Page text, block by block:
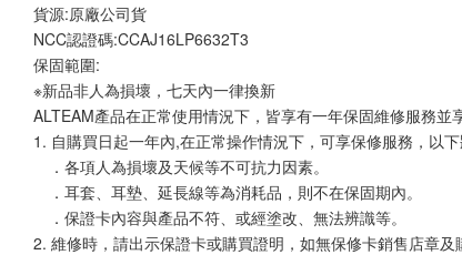
貨源:原廠公司貨
NCC認證碼:CCAJ16LP6632T3
保固範圍:
※新品非人為損壞，七天內一律換新
ALTEAM產品在正常使用情況下，皆享有一年保固維修服務並
1. 自購買日起一年內,在正常操作情況下，可享保修服務，以下
．各項人為損壞及天候等不可抗力因素。
．耳套、耳墊、延長線等為消耗品，則不在保固期內。
．保證卡內容與產品不符、或經塗改、無法辨識等。
2. 維修時，請出示保證卡或購買證明，如無保修卡銷售店章及